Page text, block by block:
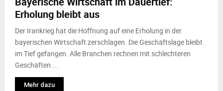
Erholung bleibt aus
Der Irankrieg hat die Hoffnung auf eine Erholung in der
bayerischen Wirtschaft zerschlagen. Die Geschäftslage bleibt
im Tief gefangen. Alle Branchen rechnen mit schlechteren
Geschäften....
Mehr dazu